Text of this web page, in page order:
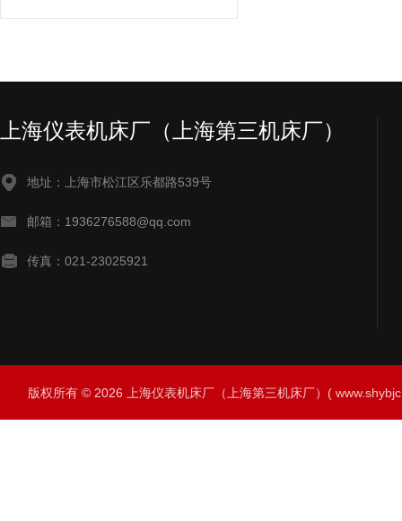
上海仪表机床厂（上海第三机床厂）
地址：上海市松江区乐都路539号
邮箱：1936276588@qq.com
传真：021-23025921
版权所有 © 2026 上海仪表机床厂（上海第三机床厂）(